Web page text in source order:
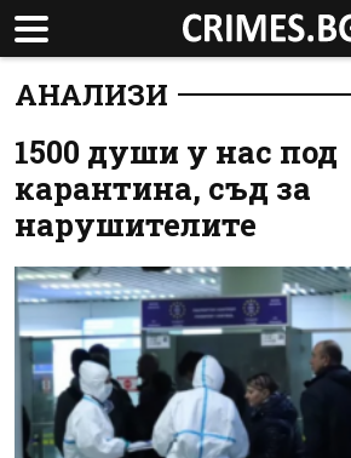
АНАЛИЗИ
1500 души у нас под
карантина, съд за
нарушителите